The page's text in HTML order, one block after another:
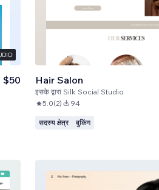
$50 Hair Salon
इसके द्वारा Silk Social Studio
5.0(2) 94
सदस्य क्षेत्र बुकिंग